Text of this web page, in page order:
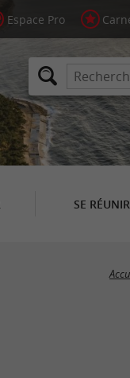
Espace Pro
SE RÉUNIR